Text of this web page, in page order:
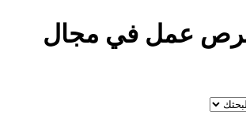
عمل في مجال